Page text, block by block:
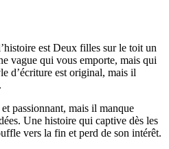
est Deux filles sur le toit un
vague qui vous emporte, mais qui
d’écriture est original, mais il
passionnant, mais il manque
Une histoire qui captive dès les
vers la fin et perd de son intérêt.